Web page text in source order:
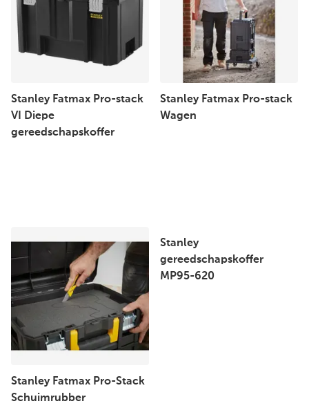
Stanley Fatmax Pro-stack
VI Diepe
gereedschapskoffer
Stanley Fatmax Pro-stack
Wagen
Stanley Fatmax Pro-Stack
Schuimrubber
Stanley
gereedschapskoffer
MP95-620